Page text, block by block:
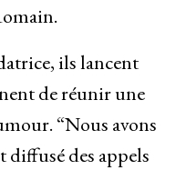
ils lancent
de réunir une
“Nous avons
diffusé des appels